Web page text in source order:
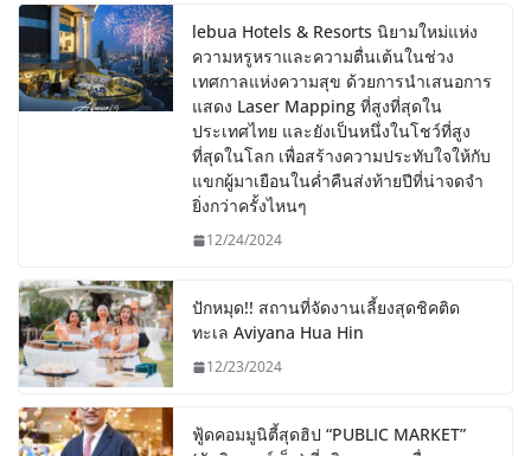
lebua Hotels & Resorts นิยามใหม่แห่ง
ความหรูหราและความตื่นเต้นในช่วง
เทศกาลแห่งความสุข ด้วยการนำเสนอการ
แสดง Laser Mapping ที่สูงที่สุดใน
ประเทศไทย และยังเป็นหนึ่งในโชว์ที่สูง
ที่สุดในโลก เพื่อสร้างความประทับใจให้กับ
แขกผู้มาเยือนในค่ำคืนส่งท้ายปีที่น่าจดจำ
ยิ่งกว่าครั้งไหนๆ
12/24/2024
ปักหมุด!! สถานที่จัดงานเลี้ยงสุดชิคติด
ทะเล Aviyana Hua Hin
12/23/2024
ฟู้ดคอมมูนิตี้สุดฮิป “PUBLIC MARKET”